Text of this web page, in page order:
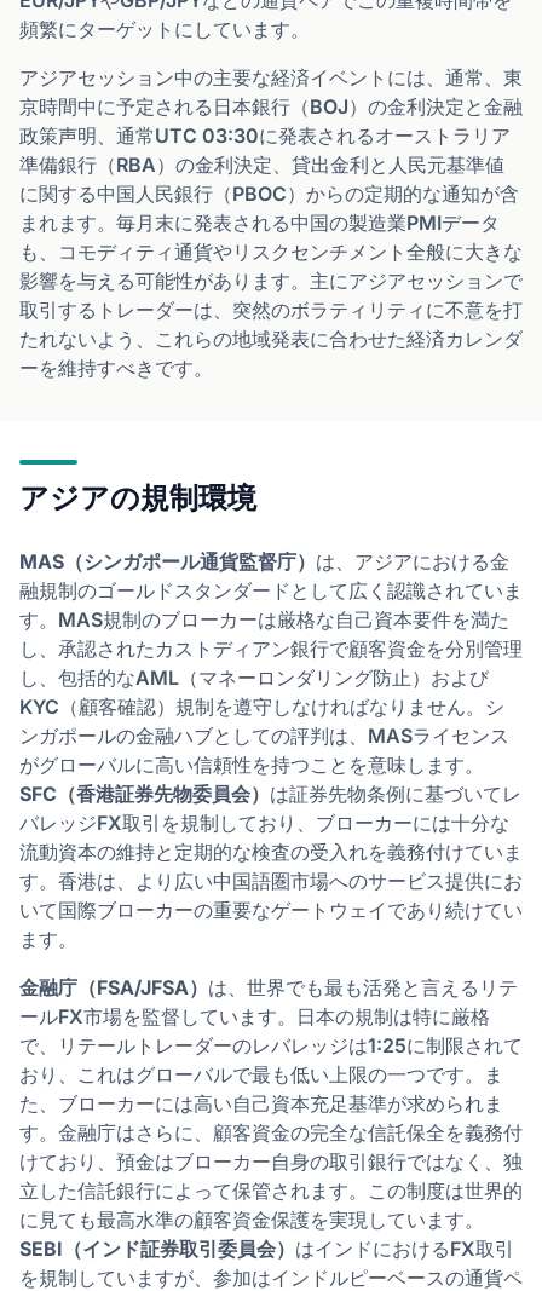
頻繁にターゲットにしています。
アジアセッション中の主要な経済イベントには、通常、東
京時間中に予定される日本銀行（BOJ）の金利決定と金融
政策声明、通常UTC 03:30に発表されるオーストラリア
準備銀行（RBA）の金利決定、貸出金利と人民元基準値
に関する中国人民銀行（PBOC）からの定期的な通知が含
まれます。毎月末に発表される中国の製造業PMIデータ
も、コモディティ通貨やリスクセンチメント全般に大きな
影響を与える可能性があります。主にアジアセッションで
取引するトレーダーは、突然のボラティリティに不意を打
たれないよう、これらの地域発表に合わせた経済カレンダ
ーを維持すべきです。
アジアの規制環境
MAS（シンガポール通貨監督庁） は、アジアにおける金
融規制のゴールドスタンダードとして広く認識されていま
す。MAS規制のブローカーは厳格な自己資本要件を満た
し、承認されたカストディアン銀行で顧客資金を分別管理
し、包括的なAML（マネーロンダリング防止）および
KYC（顧客確認）規制を遵守しなければなりません。シ
ンガポールの金融ハブとしての評判は、MASライセンス
がグローバルに高い信頼性を持つことを意味します。
SFC（香港証券先物委員会） は証券先物条例に基づいてレ
バレッジFX取引を規制しており、ブローカーには十分な
流動資本の維持と定期的な検査の受入れを義務付けていま
す。香港は、より広い中国語圏市場へのサービス提供にお
いて国際ブローカーの重要なゲートウェイであり続けてい
ます。
金融庁（FSA/JFSA） は、世界でも最も活発と言えるリテ
ールFX市場を監督しています。日本の規制は特に厳格
で、リテールトレーダーのレバレッジは1:25に制限されて
おり、これはグローバルで最も低い上限の一つです。ま
た、ブローカーには高い自己資本充足基準が求められま
す。金融庁はさらに、顧客資金の完全な信託保全を義務付
けており、預金はブローカー自身の取引銀行ではなく、独
立した信託銀行によって保管されます。この制度は世界的
に見ても最高水準の顧客資金保護を実現しています。
SEBI（インド証券取引委員会） はインドにおけるFX取引
を規制していますが、参加はインドルピーベースの通貨ペ